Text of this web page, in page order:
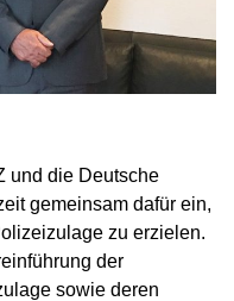
und die Deutsche
gemeinsam dafür ein,
zu erzielen.
der
sowie deren